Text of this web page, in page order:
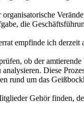
die
empfinde ich derzeit
ob der
Diese
rund um das
Gehör finden,